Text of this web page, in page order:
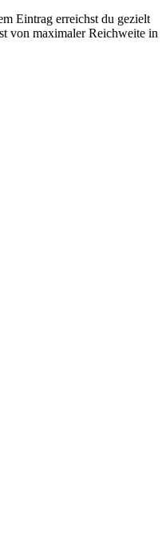
Eintrag erreichst du gezielt
von maximaler Reichweite in